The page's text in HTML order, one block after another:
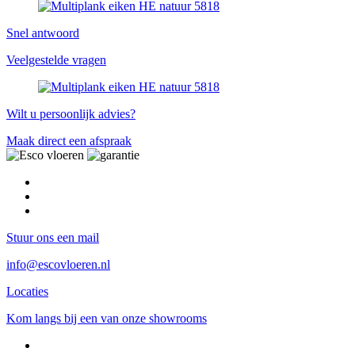
Snel antwoord
Veelgestelde vragen
Wilt u persoonlijk advies?
Maak direct een afspraak
Stuur ons een mail
info@escovloeren.nl
Locaties
Kom langs bij een van onze showrooms